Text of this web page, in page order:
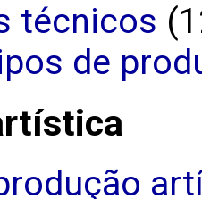
técnicos
de